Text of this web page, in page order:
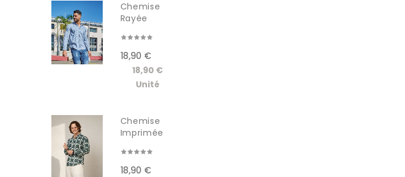
Chemise
Rayée
18,90 €
18,90 €
Unité
Chemise
Imprimée
18,90 €